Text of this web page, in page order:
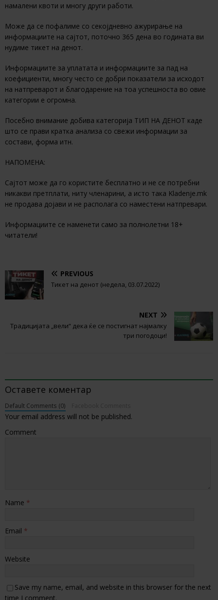
намалени квоти и многу други работи.
Може да се пофалиме со секојдневно ажурирање на
информациите на сајтот, поточно 365 дена во годината ви
нудиме тикет на денот.
Информациите за уплатата и информациите за пад на
коефициенти, многу често се добри показатели за исходот
на натпреварот и благодарение на тоа успешноста во овие
категории е огромна.
Посебно внимание добива категорија ТИП НА ДЕНОТ каде
што се прави кратка анализа со свежи информации за
состави, форма итн.
НАПОМЕНА:
Сајтот може да го користите бесплатно и не се потребни
никакви претплати, ниту членарини, а исто така Kladenje.mk
не продава дојави и не располага со наместени натпревари.
Информациите се наменети само за полнолетни 18+
читатели!
PREVIOUS
Тикет на денот (недела, 03.07.2022)
NEXT
Традицијата „вели“ дека ќе се постигнат најмалку
три погодоци!
Оставете коментар
Default Comments (0)
Your email address will not be published.
Comment
Name *
Email *
Website
Save my name, email, and website in this browser for the next
time I comment.